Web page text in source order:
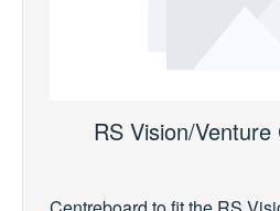
RS Vision/